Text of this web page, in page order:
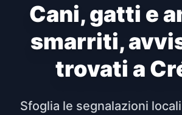
Cani, gatti e
smarriti,
trovati a
Sfoglia le segnalazioni